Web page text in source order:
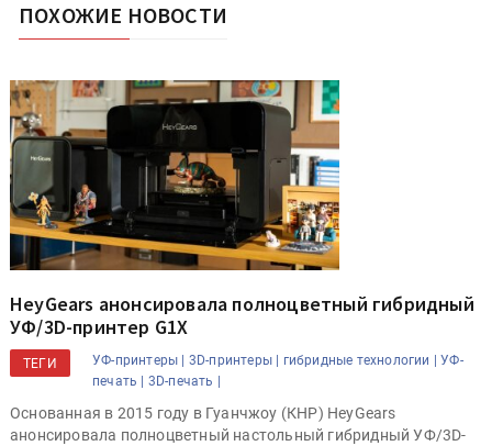
ПОХОЖИЕ НОВОСТИ
HeyGears анонсировала полноцветный гибридный
УФ/3D-принтер G1X
ТЕГИ УФ-принтеры | 3D-принтеры | гибридные технологии |
УФ-
печать |
3D-печать |
Основанная в 2015 году в Гуанчжоу (КНР) HeyGears
анонсировала полноцветный настольный гибридный УФ/3D-